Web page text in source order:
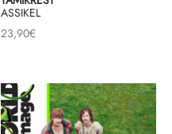
ASSIKEL
23,90€